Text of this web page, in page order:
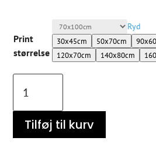
kr. 14.500,00
Print
størrelse
Ryd
30x45cm
50x70cm
120x70cm
140x80cm
havbund
Vadehavet
Tilføj til kurv